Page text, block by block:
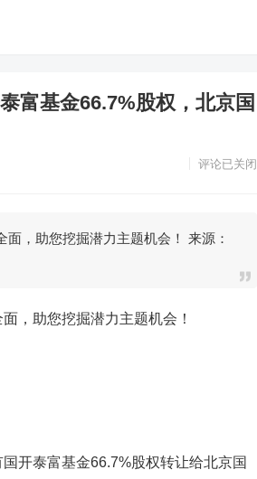
富基金66.7%股权，北京国
评论已关闭
，助您挖掘潜力主题机会！ 来源：
，助您挖掘潜力主题机会！
泰富基金66.7%股权转让给北京国